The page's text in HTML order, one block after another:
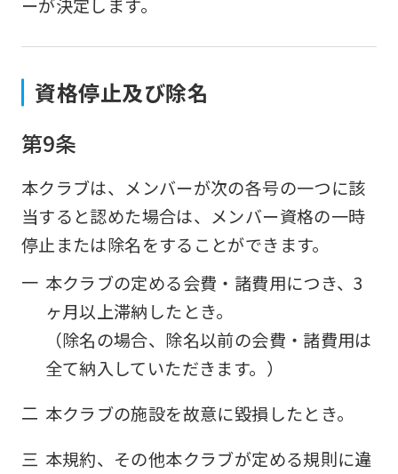
ーが決定します。
資格停止及び除名
第9条
本クラブは、メンバーが次の各号の一つに該
当すると認めた場合は、メンバー資格の一時
停止または除名をすることができます。
一 本クラブの定める会費・諸費用につき、3
ヶ月以上滞納したとき。
（除名の場合、除名以前の会費・諸費用は
全て納入していただきます。）
二 本クラブの施設を故意に毀損したとき。
三 本規約、その他本クラブが定める規則に違